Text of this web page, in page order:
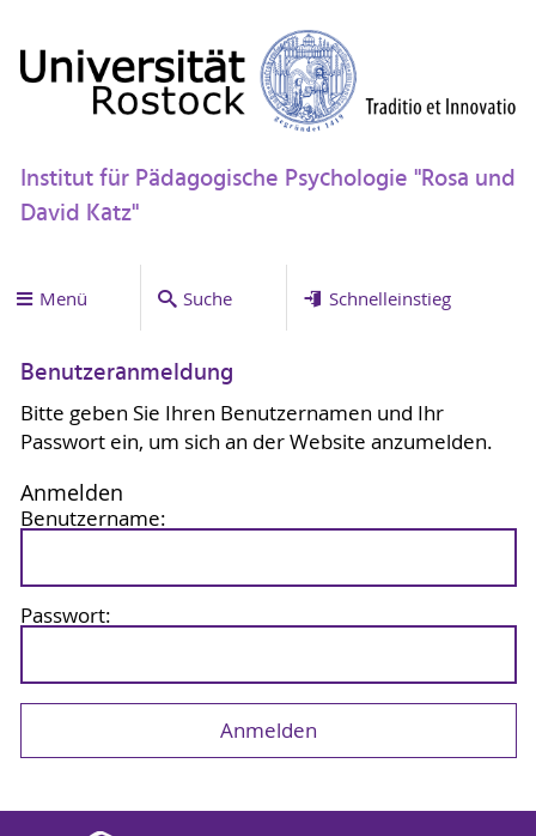
Institut für Pädagogische Psychologie "Rosa und
David Katz"
Menü Suche Schnelleinstieg
Benutzeranmeldung
Bitte geben Sie Ihren Benutzernamen und Ihr
Passwort ein, um sich an der Website anzumelden.
Anmelden
Benutzername:
Passwort: